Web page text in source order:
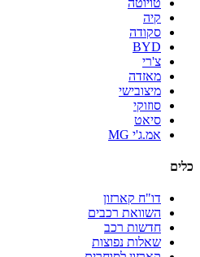
קיה
סקודה
BYD
צ'רי
מאזדה
מיצובישי
סוזוקי
סיאט
אמ.ג'י MG
כלים
דו"ח קארזון
השוואת רכבים
חדשות רכב
שאלות נפוצות